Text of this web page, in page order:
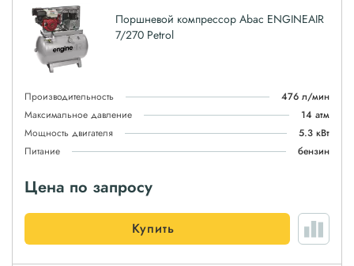
Поршневой компрессор Abac ENGINEAIR
7/270 Petrol
Производительность
476 л/мин
Максимальное давление
14 атм
Мощность двигателя
5.3 кВт
Питание
бензин
Цена по запросу
Купить